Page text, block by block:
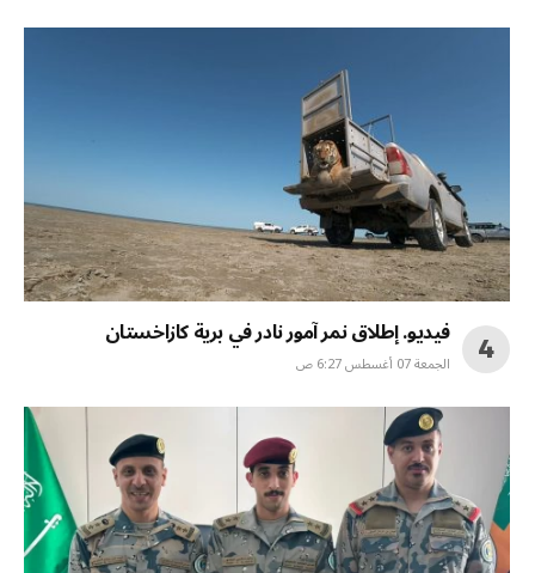
فيديو. إطلاق نمر آمور نادر في برية كازاخستان
الجمعة 07 أغسطس 6:27 ص